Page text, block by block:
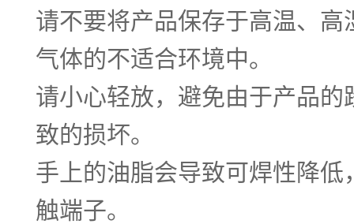
请不要将产品保存于高温、高
气体的不适合环境中。
请小心轻放，避免由于产品的
致的损坏。
手上的油脂会导致可焊性降低
触端子。